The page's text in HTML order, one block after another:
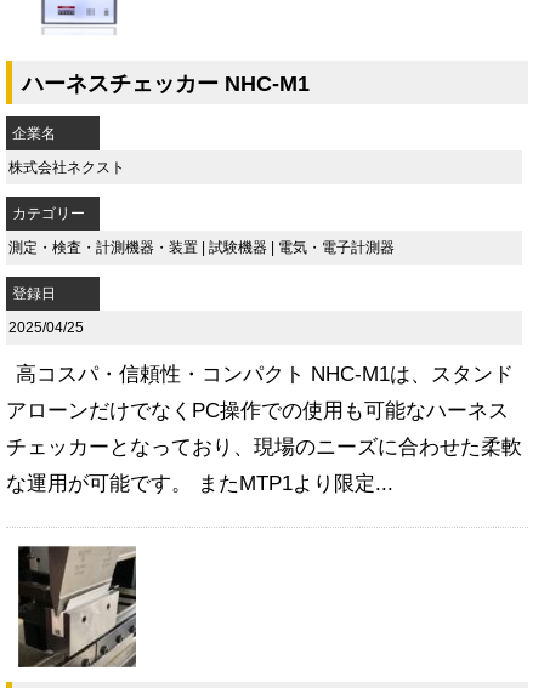
ハーネスチェッカー NHC-M1
企業名
株式会社ネクスト
カテゴリー
測定・検査・計測機器・装置 | 試験機器 | 電気・電子計測器
登録日
2025/04/25
高コスパ・信頼性・コンパクト NHC-M1は、スタンド
アローンだけでなくPC操作での使用も可能なハーネス
チェッカーとなっており、現場のニーズに合わせた柔軟
な運用が可能です。 またMTP1より限定...